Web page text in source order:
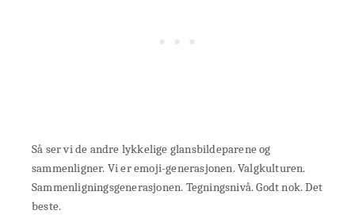
Så ser vi de andre lykkelige glansbildeparene og
sammenligner. Vi er emoji-generasjonen. Valgkulturen.
Sammenligningsgenerasjonen. Tegningsnivå. Godt nok. Det
beste.